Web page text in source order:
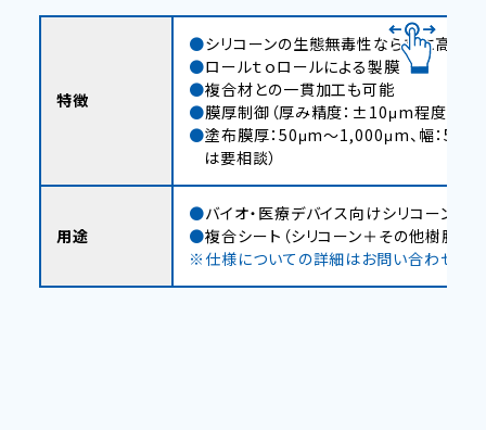
特徴
シリコーンの生態無毒性ならびに高酸
ロールｔｏロールによる製膜
複合材との一貫加工も可能
膜厚制御（厚み精度：±10μm程度)
塗布膜厚：50μm～1,000μm、幅：
は要相談）
用途
バイオ・医療デバイス向けシリコーンシ
複合シート（シリコーン＋その他樹脂フィ
※仕様についての詳細はお問い合わせくだ